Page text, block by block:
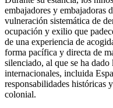
embajadores y embajadoras
vulneración sistemática de
ocupación y exilio que
de una experiencia de
forma pacífica y directa de
silenciado, al que se ha
internacionales, incluida
responsabilidades históricas
colonial.